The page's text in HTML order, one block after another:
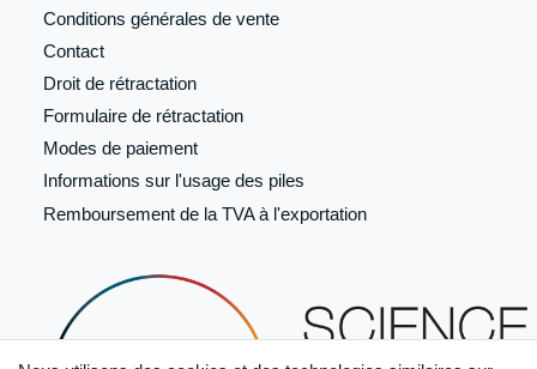
Conditions générales de vente
Contact
Droit de rétractation
Formulaire de rétractation
Modes de paiement
Informations sur l'usage des piles
Remboursement de la TVA à l'exportation